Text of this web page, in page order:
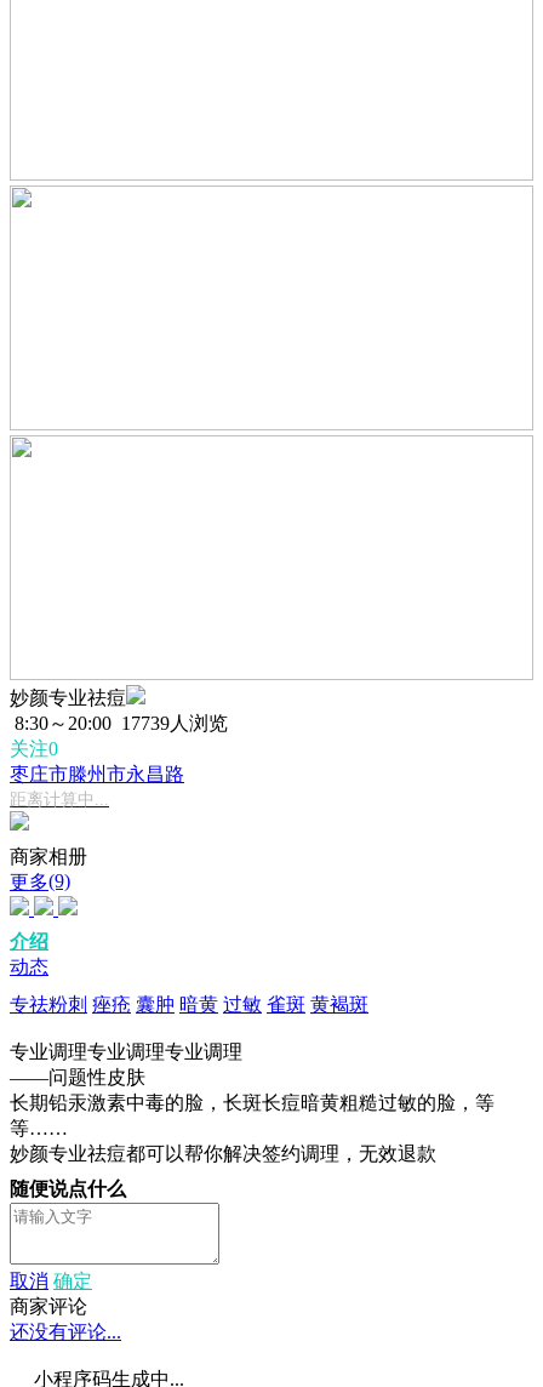
妙颜专业祛痘
8:30～20:00 17739人浏览
关注0
枣庄市滕州市永昌路
距离计算中...
商家相册
更多(9)
介绍
动态
专祛粉刺 痤疮 囊肿 暗黄 过敏 雀斑 黄褐斑
专业调理专业调理专业调理
——问题性皮肤
长期铅汞激素中毒的脸，长斑长痘暗黄粗糙过敏的脸，等
等……
妙颜专业祛痘都可以帮你解决签约调理，无效退款
随便说点什么
取消 确定
商家评论
还没有评论...
小程序码生成中...